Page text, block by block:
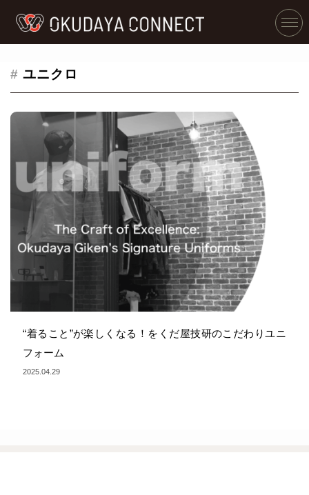
# ユニクロ
“着ること”が楽しくなる！をくだ屋技研のこだわりユニ
フォーム
2025.04.29